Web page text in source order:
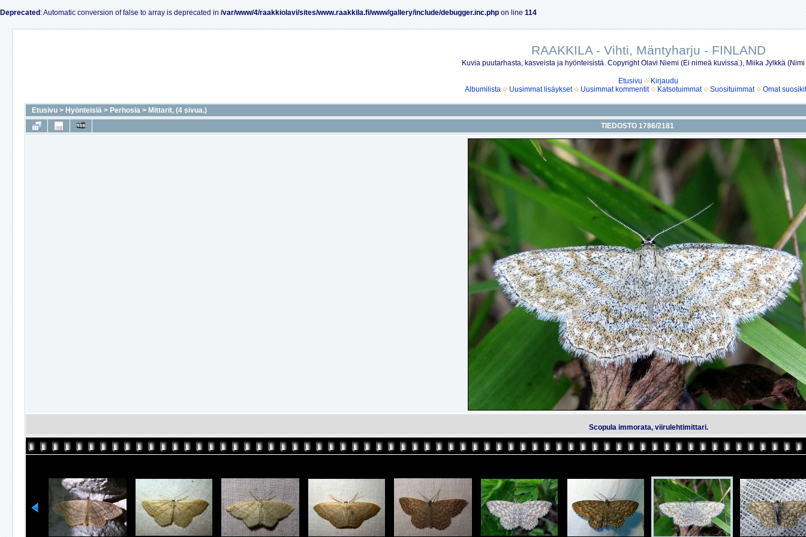
Deprecated : Automatic conversion of false to array is deprecated in /var/www/4/raakkiolavi/sites/www.raakkila.fi/www/gallery/include/debugger.inc.php on line 114
RAAKKILA - Vihti, Mäntyharju - FINLAND
Kuvia puutarhasta, kasveista ja hyönteisistä. Copyright Olavi Niemi (Ei nimeä kuvissa.), Miika Jylkkä
Etusivu
Kirjaudu
Albumilista
Uusimmat lisäykset Uusimmat kommentit Katsotuimmat Suosituimmat Omat suosikit
Etusivu > Hyönteisiä > Perhosia > Mittarit, (4 sivua.)
TIEDOSTO 1786/2181
Scopula immorata, viirulehtimittari.